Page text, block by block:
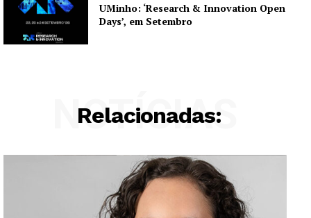
UMinho: ‘Research & Innovation Open
Days’, em Setembro
Relacionadas:
NOTÍCIAS